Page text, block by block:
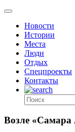
Новости
Истории
Места
Люди
Отдых
Спецпроекты
Контакты
Возле «Самара